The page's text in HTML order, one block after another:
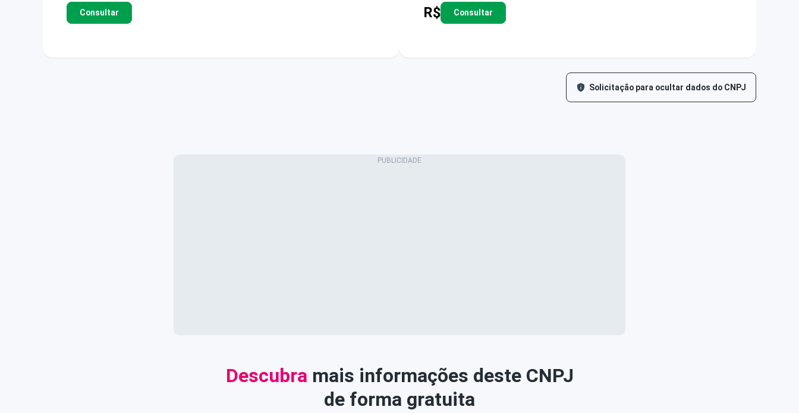
Consultar R$ Consultar
Solicitação para ocultar dados do CNPJ
Descubra mais informações deste CNPJ
de forma gratuita